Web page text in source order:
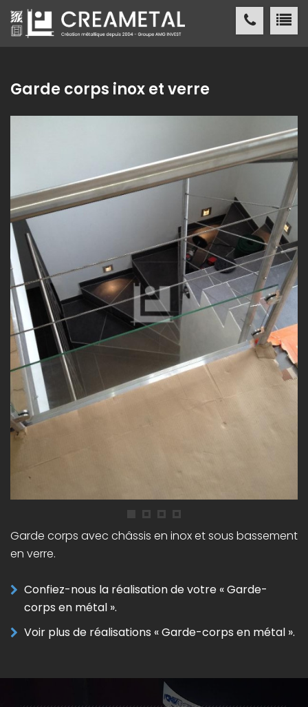
CREAMETAL Création métallique
FABRICATION MÉTALLIQUE
NOSRÉALISATIONS
RÉFÉRENCES
ACTUALITÉS/ PRESSE
CONTACT
Garde corps inox et verre
Garde corps avec châssis en inox et sous bassement
en verre.
Confiez-nous la réalisation de votre « Garde-
corps en métal ».
Voir plus de réalisations « Garde-corps en métal ».